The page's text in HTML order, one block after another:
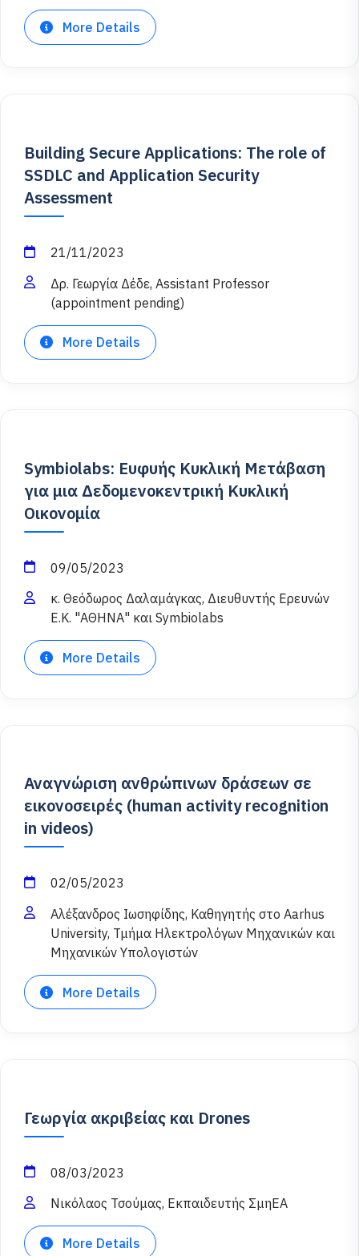
More Details
Building Secure Applications: The role of
SSDLC and Application Security
Assessment
21/11/2023
Δρ. Γεωργία Δέδε, Assistant Professor
(appointment pending)
More Details
Symbiolabs: Ευφυής Κυκλική Μετάβαση
για μια Δεδομενοκεντρική Κυκλική
Οικονομία
09/05/2023
κ. Θεόδωρος Δαλαμάγκας, Διευθυντής Ερευνών
Ε.Κ. "ΑΘΗΝΑ" και Symbiolabs
More Details
Αναγνώριση ανθρώπινων δράσεων σε
εικονοσειρές (human activity recognition
in videos)
02/05/2023
Αλέξανδρος Ιωσηφίδης, Καθηγητής στο Aarhus
University, Τμήμα Ηλεκτρολόγων Μηχανικών και
Μηχανικών Υπολογιστών
More Details
Γεωργία ακριβείας και Drones
08/03/2023
Νικόλαος Τσούμας, Εκπαιδευτής ΣμηΕΑ
More Details